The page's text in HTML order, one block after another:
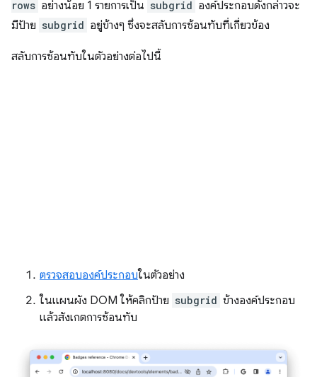
rows อย่างน้อย 1 รายการเป็น subgrid องค์ประกอบดังกล่าวจะ
มีป้าย subgrid อยู่ข้างๆ ซึ่งจะสลับการซ้อนทับที่เกี่ยวข้อง
สลับการซ้อนทับในตัวอย่างต่อไปนี้
ตรวจสอบองค์ประกอบในตัวอย่าง
ในแผนผัง DOM ให้คลิกป้าย subgrid ข้างองค์ประกอบ
แล้วสังเกตการซ้อนทับ